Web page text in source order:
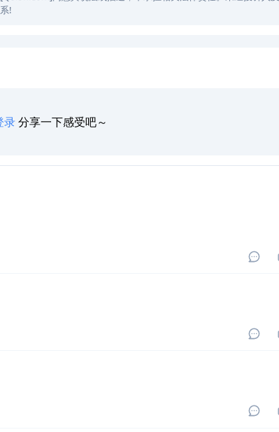
!
录分享一下感受吧～